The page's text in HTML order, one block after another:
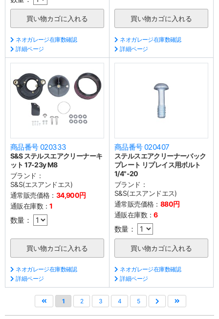
ネオガレージ在庫数確認
詳細ページ
ネオガレージ在庫数確認
詳細ページ
商品番号 020333
S&S ステルスエアクリーナーキ
ット 17-23y M8
ブランド：
S&S(エスアンドエス)
通常販売価格： 34,900円
通販在庫数：1
数量：
ネオガレージ在庫数確認
詳細ページ
商品番号 020407
ステルスエアクリーナーバック
プレート リプレイス用ボルト
1/4"-20
ブランド：
S&S(エスアンドエス)
通常販売価格： 880円
通販在庫数：6
数量：
ネオガレージ在庫数確認
詳細ページ
1 2 3 4 5